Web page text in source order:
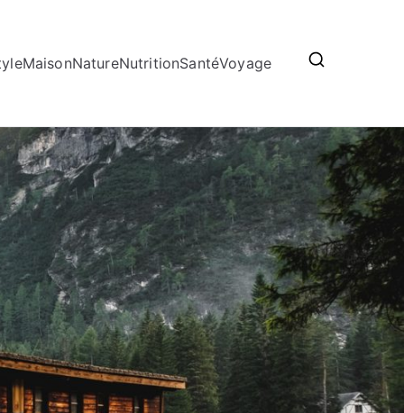
MaisonNatureNutritionSantéVoyage